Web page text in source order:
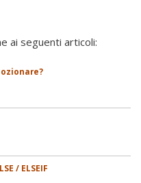
ai seguenti articoli:
/ ELSEIF